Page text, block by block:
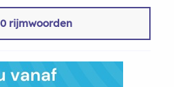
rijmwoorden